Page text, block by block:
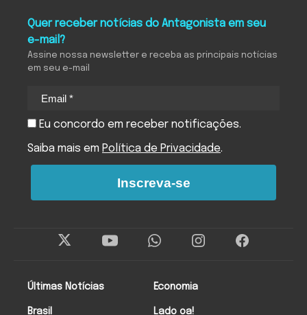
Últimas Notícias
Brasil
Economia
Lado oa!
Quer receber notícias do Antagonista em seu
e-mail?
Assine nossa newsletter e receba as principais notícias
em seu e-mail
Eu concordo em receber notificações.
Saiba mais em Política de Privacidade.
Inscreva-se